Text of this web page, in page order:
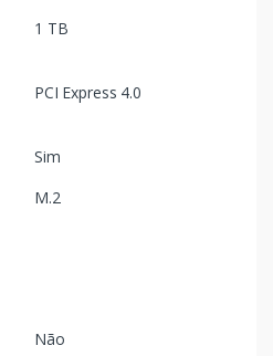
1 TB
PCI Express 4.0
Sim
M.2
Não